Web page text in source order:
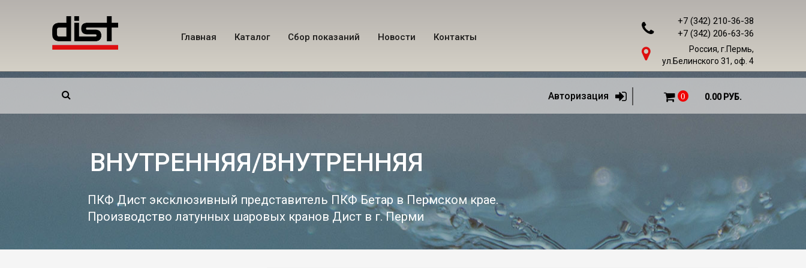
Главная Каталог Сбор показаний Новости Контакты
+7 (342) 210-36-38
+7 (342) 206-63-36
Россия, г.Пермь,
ул.Белинского 31, оф. 4
0 0.00 РУБ.
Авторизация
ВНУТРЕННЯЯ/ВНУТРЕННЯЯ
ПКФ Дист эксклюзивный представитель ПКФ Бетар в Пермском крае.
Производство латунных шаровых кранов Дист в г. Перми